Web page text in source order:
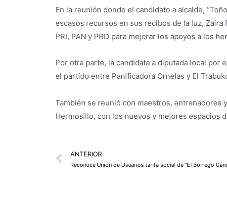
En la reunión donde el candidato a alcalde,
escasos recursos en sus recibos de la luz,
PRI, PAN y PRD para mejorar los apoyos a los
Por otra parte, la candidata a diputada local por
el partido entre Panificadora Ornelas y El
También se reunió con maestros, entrenadores
Hermosillo, con los nuevos y mejores espacios
Prev
ANTERIOR
Reconoce Unión de Usuarios tarifa social de “El Borrego